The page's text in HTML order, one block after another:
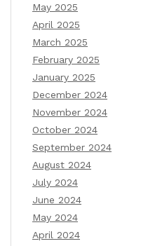
May 2025
April 2025
March 2025
February 2025
January 2025
December 2024
November 2024
October 2024
September 2024
August 2024
July 2024
June 2024
May 2024
April 2024